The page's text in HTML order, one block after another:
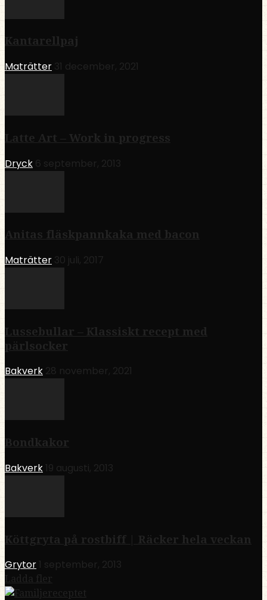
Kantarellpaj
Maträtter 31 december, 2021
Latte Art – Work in progress
Dryck 6 september, 2013
Anitas fläskpannkaka med bacon
Maträtter 30 juli, 2017
Lussebullar – Klassiskt recept med
pärlsocker
Bakverk 28 november, 2021
Bondkakor
Bakverk 19 augusti, 2013
Köttgryta på rostbiff | Räcker hela veckan
Grytor 1 september, 2013
Ladda fler